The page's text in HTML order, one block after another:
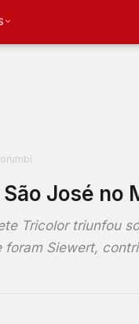
José no
Tricolor triunfou
Siewert,